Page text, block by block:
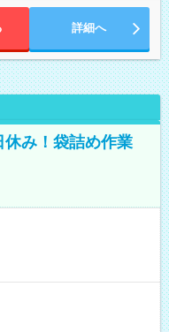
詳細へ
み！袋詰め作業